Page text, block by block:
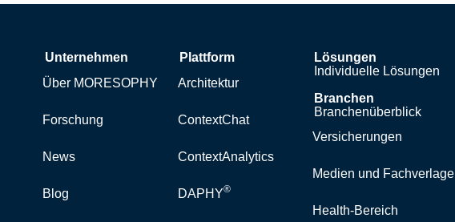
Unternehmen
Über MORESOPHY
Forschung
News
Blog
Plattform
Architektur
ContextChat
ContextAnalytics
DAPHY®
Lösungen
Individuelle Lösungen
Branchen
Branchenüberblick
Versicherungen
Medien und Fachverlage
Health-Bereich